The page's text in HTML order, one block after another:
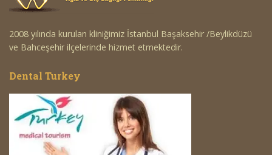
2008 yılında kurulan kliniğimiz İstanbul Başaksehir /Beylikdüzü
ve Bahceşehir ilçelerinde hizmet etmektedir.
Dental Turkey